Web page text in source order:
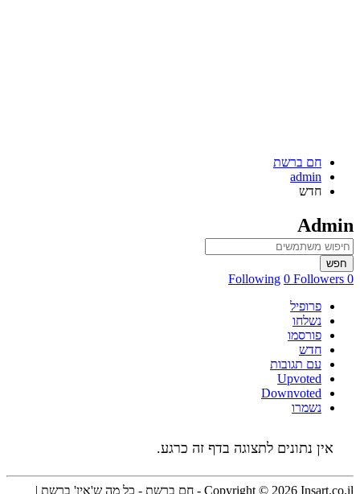
חם ברשת
admin
חדש
Admin
חפש
0 Following
0 Followers
פרופיל
נשלחו
פורסמו
חדש
עם תגובות
Upvoted
Downvoted
נשמרו
אין נתונים לתצוגה בדף זה כרגע.
Copyright © 2026 Insart.co.il - חם ברשת - כל מה ש'אין' ברשת |